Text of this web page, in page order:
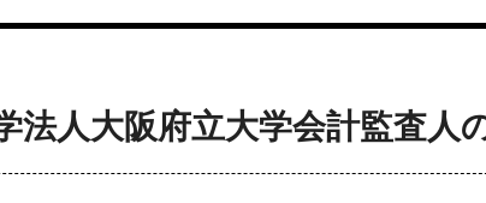
法人大阪府立大学会計監査人